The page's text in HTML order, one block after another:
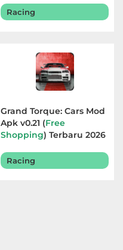
Racing
Grand Torque: Cars Mod
Apk v0.21 (Free
Shopping) Terbaru 2026
Racing